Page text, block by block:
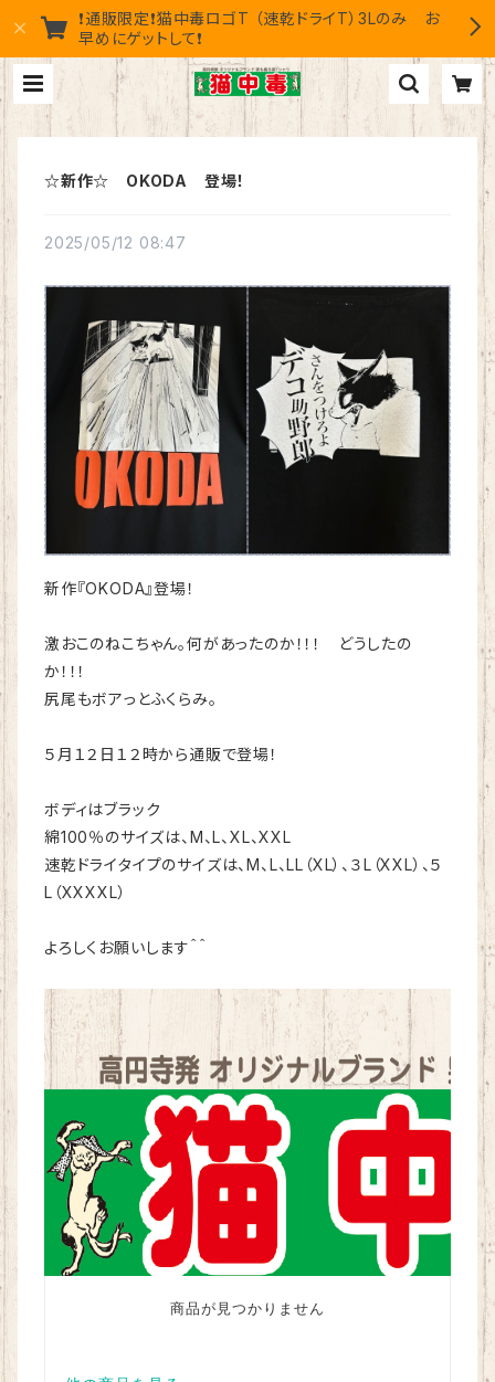
❗通販限定❗猫中毒ロゴT （速乾ドライT）3Lのみ お
早めにゲットして❗
☆新作☆ OKODA 登場！
2025/05/12 08:47
新作『OKODA』登場！
激おこのねこちゃん。何があったのか！！！ どうしたの
か！！！
尻尾もボアっとふくらみ。
５月１２日１２時から通販で登場！
ボディはブラック
綿100％のサイズは、M、L、XL、XXL
速乾ドライタイプのサイズは、M、L、LL（XL）、３L（XXL）、５
L（XXXXL）
よろしくお願いします＾＾